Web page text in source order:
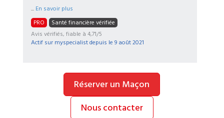
... En savoir plus
PRO
Santé financière vérifiée
Avis vérifiés, fiable à 4,71/5
Actif sur myspecialist depuis le 9 août 2021
Réserver un Maçon
Nous contacter